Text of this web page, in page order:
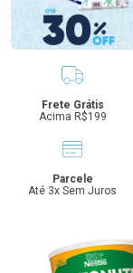
Benefícios
Frete Grátis
Acima R$199
Parcele
Até 3x Sem Juros